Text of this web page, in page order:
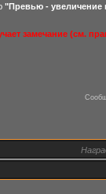
"Превью - увеличение
замечание (см.